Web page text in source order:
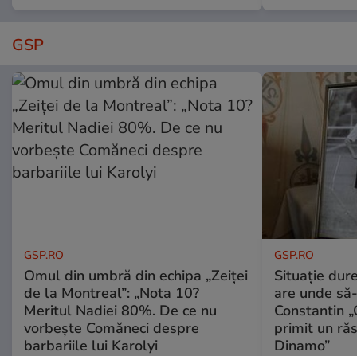
GSP
GSP.RO
Omul din umbră din echipa „Zeiței
de la Montreal”: „Nota 10?
Meritul Nadiei 80%. De ce nu
vorbește Comăneci despre
barbariile lui Karolyi
GSP.RO
Situație
are unde
Constantin
primit un
Dinamo”